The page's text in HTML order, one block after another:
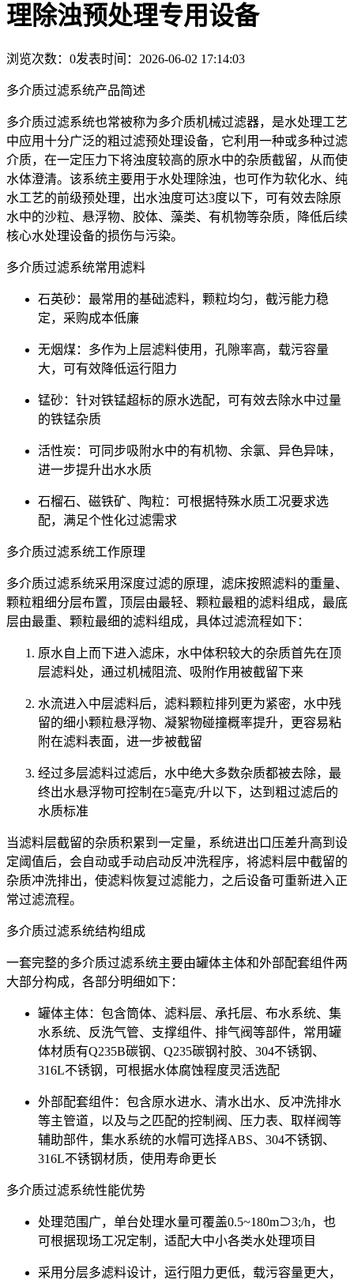
理除浊预处理专用设备
浏览次数： 0发表时间：2026-06-02 17:14:03
多介质过滤系统产品简述
多介质过滤系统也常被称为多介质机械过滤器，是水处理工艺
中应用十分广泛的粗过滤预处理设备，它利用一种或多种过滤
介质，在一定压力下将浊度较高的原水中的杂质截留，从而使
水体澄清。该系统主要用于水处理除浊，也可作为软化水、纯
水工艺的前级预处理，出水浊度可达3度以下，可有效去除原
水中的沙粒、悬浮物、胶体、藻类、有机物等杂质，降低后续
核心水处理设备的损伤与污染。
多介质过滤系统常用滤料
石英砂：最常用的基础滤料，颗粒均匀，截污能力稳
定，采购成本低廉
无烟煤：多作为上层滤料使用，孔隙率高，载污容量
大，可有效降低运行阻力
锰砂：针对铁锰超标的原水选配，可有效去除水中过量
的铁锰杂质
活性炭：可同步吸附水中的有机物、余氯、异色异味，
进一步提升出水水质
石榴石、磁铁矿、陶粒：可根据特殊水质工况要求选
配，满足个性化过滤需求
多介质过滤系统工作原理
多介质过滤系统采用深度过滤的原理，滤床按照滤料的重量、
颗粒粗细分层布置，顶层由最轻、颗粒最粗的滤料组成，最底
层由最重、颗粒最细的滤料组成，具体过滤流程如下：
原水自上而下进入滤床，水中体积较大的杂质首先在顶
层滤料处，通过机械阻流、吸附作用被截留下来
水流进入中层滤料后，滤料颗粒排列更为紧密，水中残
留的细小颗粒悬浮物、凝絮物碰撞概率提升，更容易粘
附在滤料表面，进一步被截留
经过多层滤料过滤后，水中绝大多数杂质都被去除，最
终出水悬浮物可控制在5毫克/升以下，达到粗过滤后的
水质标准
当滤料层截留的杂质积累到一定量，系统进出口压差升高到设
定阈值后，会自动或手动启动反冲洗程序，将滤料层中截留的
杂质冲洗排出，使滤料恢复过滤能力，之后设备可重新进入正
常过滤流程。
多介质过滤系统结构组成
一套完整的多介质过滤系统主要由罐体主体和外部配套组件两
大部分构成，各部分明细如下：
罐体主体：包含筒体、滤料层、承托层、布水系统、集
水系统、反洗气管、支撑组件、排气阀等部件，常用罐
体材质有Q235B碳钢、Q235碳钢衬胶、304不锈钢、
316L不锈钢，可根据水体腐蚀程度灵活选配
外部配套组件：包含原水进水、清水出水、反冲洗排水
等主管道，以及与之匹配的控制阀、压力表、取样阀等
辅助部件，集水系统的水帽可选择ABS、304不锈钢、
316L不锈钢材质，使用寿命更长
多介质过滤系统性能优势
处理范围广，单台处理水量可覆盖0.5~180m⊃3;/h，也
可根据现场工况定制，适配大中小各类水处理项目
采用分层多滤料设计，运行阻力更低，载污容量更大，